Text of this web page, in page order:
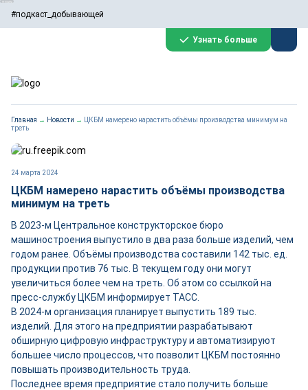
#подкаст_добывающей
Узнать больше
Главная → Новости →
ЦКБМ намерено нарастить объёмы производства минимум на
треть
24 марта 2024
ЦКБМ намерено нарастить объёмы производства
минимум на треть
В 2023-м Центральное конструкторское бюро
машиностроения выпустило в два раза больше изделий, чем
годом ранее. Объёмы производства составили 142 тыс. ед.
продукции против 76 тыс. В текущем году они могут
увеличиться более чем на треть. Об этом со ссылкой на
пресс-службу ЦКБМ информирует ТАСС.
В 2024-м организация планирует выпустить 189 тыс.
изделий. Для этого на предприятии разрабатывают
обширную цифровую инфраструктуру и автоматизируют
большее число процессов, что позволит ЦКБМ постоянно
повышать производительность труда.
Последнее время предприятие стало получить больше